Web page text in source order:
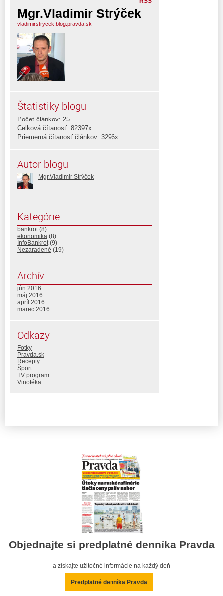
Mgr.Vladimir Strýček
vladimirstrycek.blog.pravda.sk
Štatistiky blogu
Počet článkov: 25
Celková čítanosť: 82397x
Priemerná čítanosť článkov: 3296x
Autor blogu
Mgr.Vladimir Strýček
Kategórie
bankrot(8)
ekonomika (8)
InfoBankrot(9)
Nezaradené (19)
Archív
jún 2016
máj 2016
apríl 2016
marec 2016
Odkazy
Fotky
Pravda.sk
Recepty
Šport
TV program
Vinotéka
Objednajte si predplatné denníka Pravda
a získajte užitočné informácie na každý deň
Predplatné denníka Pravda